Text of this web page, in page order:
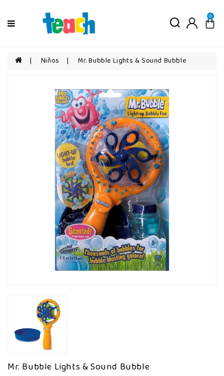
Niñas
0
Niños Mr. Bubble Lights & Sound Bubble
Mr. Bubble Lights & Sound Bubble